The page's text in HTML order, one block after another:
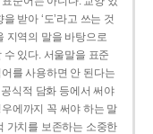
받아 ‘도’라고 쓰는 것
지역의 말을 바탕으로
있다. 서울말을 표준
를 사용하면 안 된다는
식적 담화 등에서 써야
에까지 꼭 써야 하는 말
가치를 보존하는 소중한